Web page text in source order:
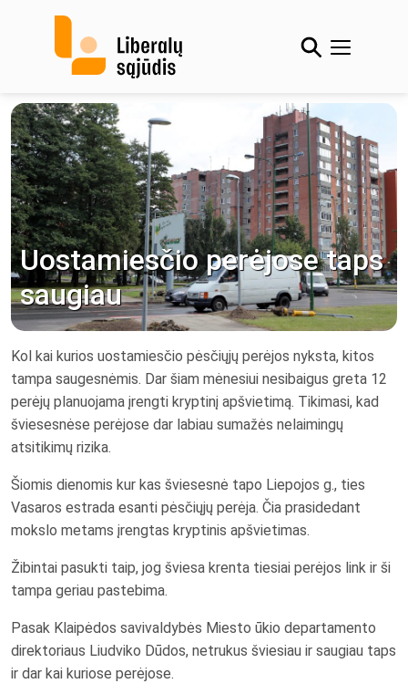
Uostamiesčio perėjose taps
saugiau
Kol kai kurios uostamiesčio pėsčiųjų perėjos nyksta, kitos
tampa saugesnėmis. Dar šiam mėnesiui nesibaigus greta 12
perėjų planuojama įrengti kryptinį apšvietimą. Tikimasi, kad
šviesesnėse perėjose dar labiau sumažės nelaimingų
atsitikimų rizika.
Šiomis dienomis kur kas šviesesnė tapo Liepojos g., ties
Vasaros estrada esanti pėsčiųjų perėja. Čia prasidedant
mokslo metams įrengtas kryptinis apšvietimas.
Žibintai pasukti taip, jog šviesa krenta tiesiai perėjos link ir ši
tampa geriau pastebima.
Pasak Klaipėdos savivaldybės Miesto ūkio departamento
direktoriaus Liudviko Dūdos, netrukus šviesiau ir saugiau taps
ir dar kai kuriose perėjose.